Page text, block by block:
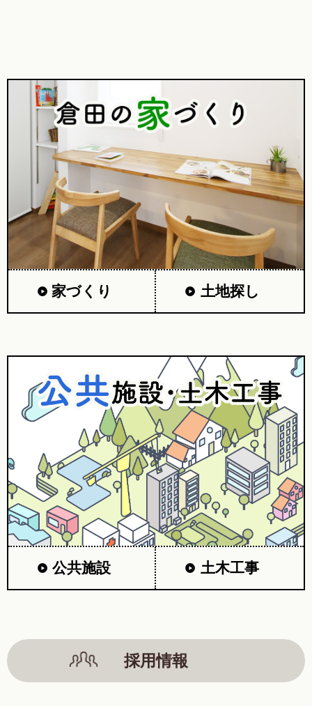
家づくり 土地探し
公共施設 土木工事
採用情報